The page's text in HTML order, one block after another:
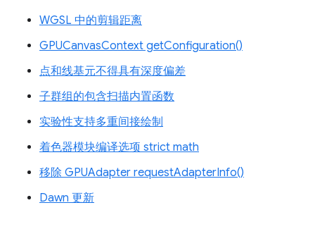
WGSL 中的剪辑距离
GPUCanvasContext getConfiguration()
点和线基元不得具有深度偏差
子群组的包含扫描内置函数
实验性支持多重间接绘制
着色器模块编译选项 strict math
移除 GPUAdapter requestAdapterInfo()
Dawn 更新